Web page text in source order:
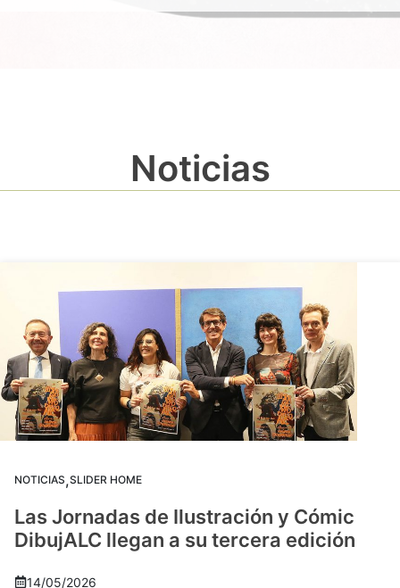
Noticias
NOTICIAS,SLIDER HOME
Las Jornadas de Ilustración y Cómic
DibujALC llegan a su tercera edición
14/05/2026